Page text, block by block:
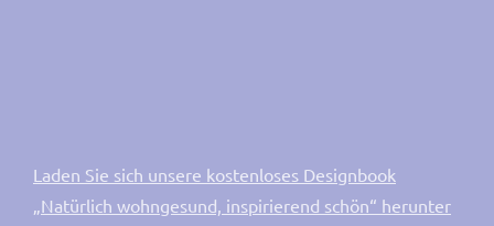
Laden Sie sich unsere kostenloses Designbook
„Natürlich wohngesund, inspirierend schön“ herunter